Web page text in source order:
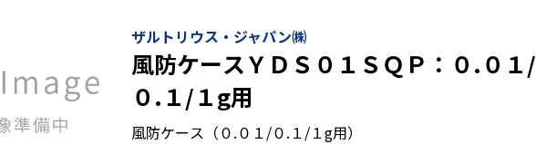
ザルトリウス・ジャパン㈱
風防ケースＹＤＳ０１ＳＱＰ：０.０１/
０.１/１g用
風防ケース（０.０１/０.１/１g用）